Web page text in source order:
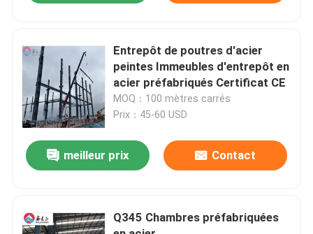
Contrôle de la qualité
Nous contacter
Nouvelles
Les affaires
Entrepôt de structures en acier
Entrepôt de poutres d'acier
peintes Immeubles d'entrepôt en
acier préfabriqués Certificat CE
MOQ：100 mètres carrés
Prix：45-60 USD
meilleur prix Contact
Q345 Chambres préfabriquées